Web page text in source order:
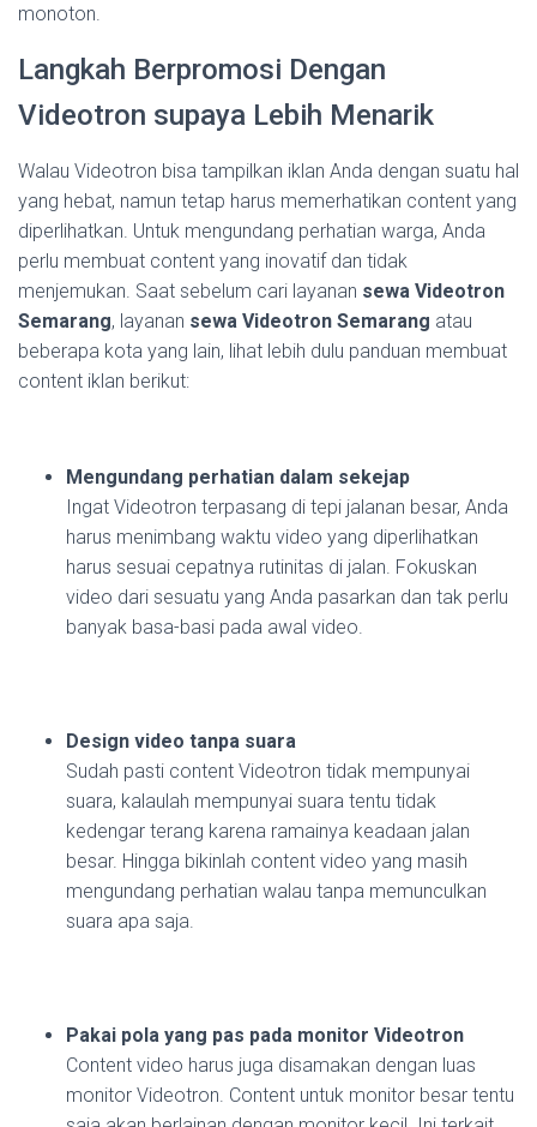
monoton.
Langkah Berpromosi Dengan
Videotron supaya Lebih Menarik
Walau Videotron bisa tampilkan iklan Anda dengan suatu hal
yang hebat, namun tetap harus memerhatikan content yang
diperlihatkan. Untuk mengundang perhatian warga, Anda
perlu membuat content yang inovatif dan tidak
menjemukan. Saat sebelum cari layanan sewa Videotron
Semarang, layanan sewa Videotron Semarang atau
beberapa kota yang lain, lihat lebih dulu panduan membuat
content iklan berikut:
Mengundang perhatian dalam sekejap
Ingat Videotron terpasang di tepi jalanan besar, Anda
harus menimbang waktu video yang diperlihatkan
harus sesuai cepatnya rutinitas di jalan. Fokuskan
video dari sesuatu yang Anda pasarkan dan tak perlu
banyak basa-basi pada awal video.
Design video tanpa suara
Sudah pasti content Videotron tidak mempunyai
suara, kalaulah mempunyai suara tentu tidak
kedengar terang karena ramainya keadaan jalan
besar. Hingga bikinlah content video yang masih
mengundang perhatian walau tanpa memunculkan
suara apa saja.
Pakai pola yang pas pada monitor Videotron
Content video harus juga disamakan dengan luas
monitor Videotron. Content untuk monitor besar tentu